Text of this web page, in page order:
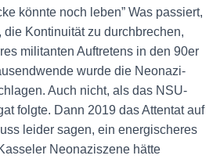
könnte noch leben” Was passiert,
Kontinuität zu durchbrechen,
militanten Auftretens in den 90er
wurde die Neonazi-
Auch nicht, als das NSU-
folgte. Dann 2019 das Attentat auf
leider sagen, ein energischeres
Neonaziszene hätte